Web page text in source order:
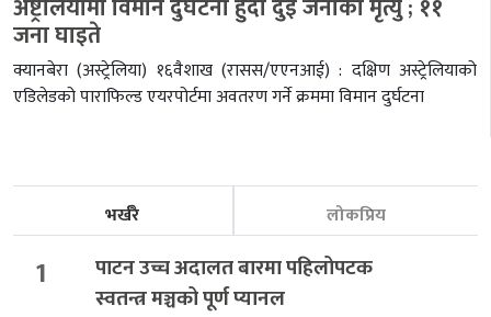
अष्ट्रेलियामा विमान दुर्घटना हुँदा दुई जनाको मृत्यु ; ११
जना घाइते
क्यानबेरा (अस्ट्रेलिया) १६वैशाख (रासस/एएनआई) : दक्षिण अस्ट्रेलियाको
एडिलेडको पाराफिल्ड एयरपोर्टमा अवतरण गर्ने क्रममा विमान दुर्घटना
भर्खरै लोकप्रिय
1
पाटन उच्च अदालत बारमा पहिलोपटक
स्वतन्त्र मञ्चको पूर्ण प्यानल